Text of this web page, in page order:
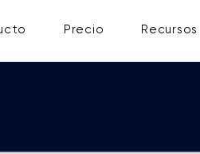
Precio Recursos